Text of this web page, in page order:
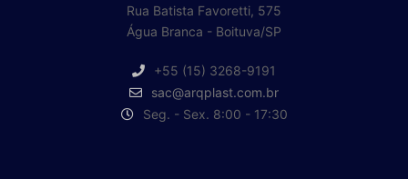
Rua Batista Favoretti, 575
Água Branca - Boituva/SP
+55 (15) 3268-9191
sac@arqplast.com.br
Seg. - Sex. 8:00 - 17:30